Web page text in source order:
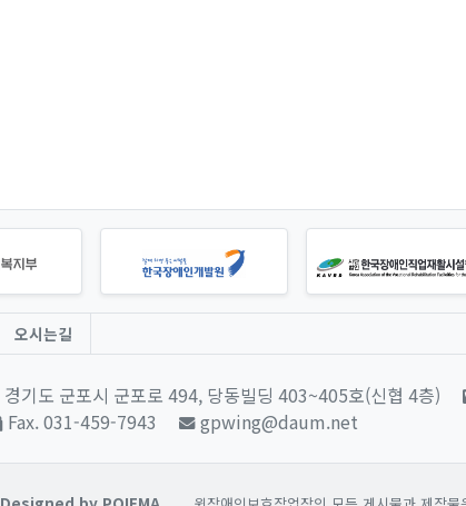
오시는길
경기도 군포시 군포로 494, 당동빌딩 403~405호(신협 4층)
Fax. 031-459-7943
gpwing@daum.net